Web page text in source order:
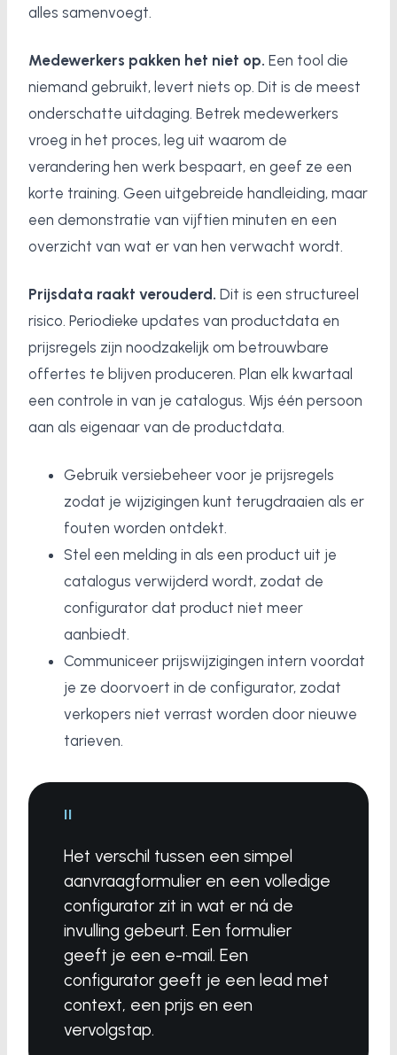
alles samenvoegt.
Medewerkers pakken het niet op. Een tool die
niemand gebruikt, levert niets op. Dit is de meest
onderschatte uitdaging. Betrek medewerkers
vroeg in het proces, leg uit waarom de
verandering hen werk bespaart, en geef ze een
korte training. Geen uitgebreide handleiding, maar
een demonstratie van vijftien minuten en een
overzicht van wat er van hen verwacht wordt.
Prijsdata raakt verouderd. Dit is een structureel
risico. Periodieke updates van productdata en
prijsregels zijn noodzakelijk om betrouwbare
offertes te blijven produceren. Plan elk kwartaal
een controle in van je catalogus. Wijs één persoon
aan als eigenaar van de productdata.
Gebruik versiebeheer voor je prijsregels
zodat je wijzigingen kunt terugdraaien als er
fouten worden ontdekt.
Stel een melding in als een product uit je
catalogus verwijderd wordt, zodat de
configurator dat product niet meer
aanbiedt.
Communiceer prijswijzigingen intern voordat
je ze doorvoert in de configurator, zodat
verkopers niet verrast worden door nieuwe
tarieven.
"
Het verschil tussen een simpel
aanvraagformulier en een volledige
configurator zit in wat er ná de
invulling gebeurt. Een formulier
geeft je een e-mail. Een
configurator geeft je een lead met
context, een prijs en een
vervolgstap.